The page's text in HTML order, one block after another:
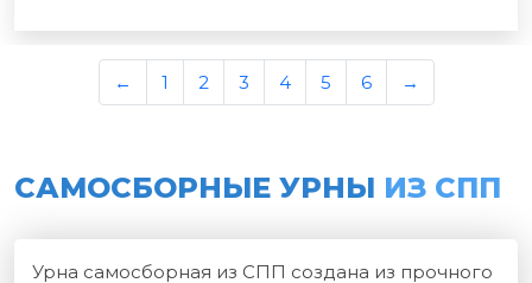
← 1 2 3 4 5 6 →
САМОСБОРНЫЕ УРНЫ ИЗ СПП
Урна самосборная из СПП создана из прочного